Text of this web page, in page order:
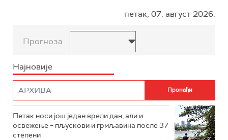
петак, 07. август 2026.
Прогноза
Најновије
Петак носи још један врели дан, али и
освежење – пљускови и грмљавина после 37
степени